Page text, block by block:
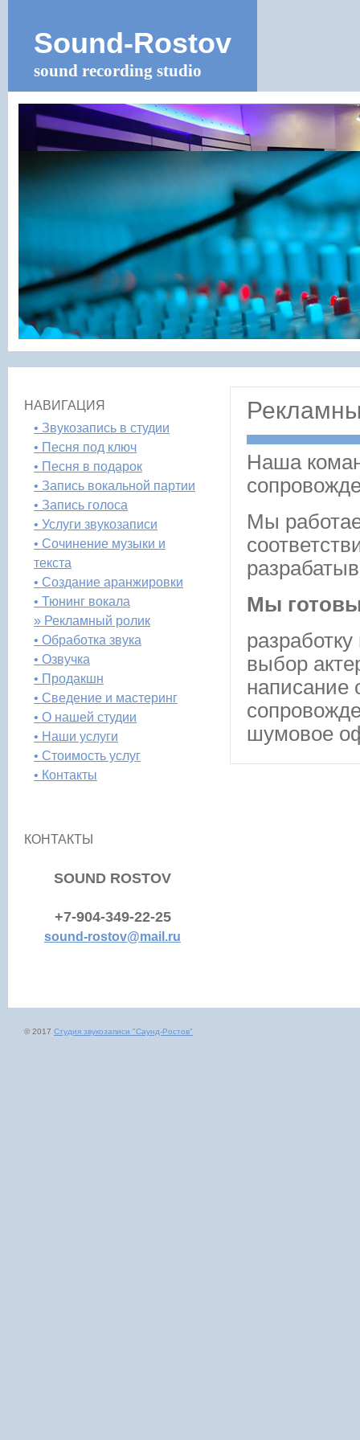
Sound-Rostov
sound recording studio
Наша
Мы
Мы
выбор
написание
шумовое
НАВИГАЦИЯ
• Звукозапись в студии
• Песня под ключ
• Песня в подарок
• Запись вокальной партии
• Запись голоса
• Услуги звукозаписи
• Сочинение музыки и
текста
• Создание аранжировки
• Тюнинг вокала
» Рекламный ролик
• Обработка звука
• Озвучка
• Продакшн
• Сведение и мастеринг
• О нашей студии
• Наши услуги
• Стоимость услуг
• Контакты
КОНТАКТЫ
SOUND ROSTOV
+7-904-349-22-25
sound-rostov@mail.ru
© 2017 Студия звукозаписи "Саунд-Ростов"